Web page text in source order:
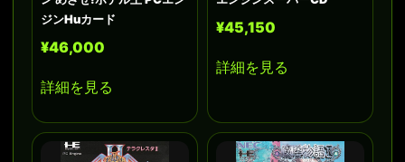
ジンHuカード
¥46,000
詳細を見る
¥45,150
詳細を見る